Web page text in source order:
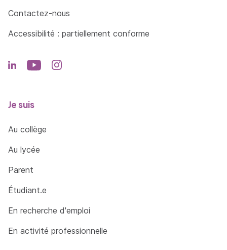
Les formats vidéo
Intégration dans HTML
Publier pour les réseaux sociaux
Contactez-nous
Accessibilité : partiellement conforme
Je suis
Au collège
Au lycée
Parent
Étudiant.e
En recherche d'emploi
En activité professionnelle